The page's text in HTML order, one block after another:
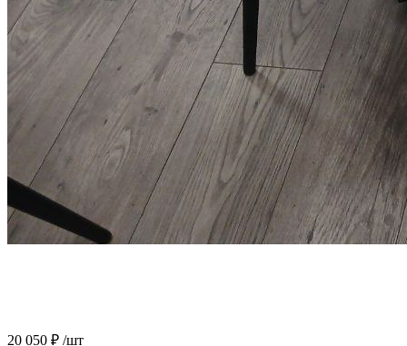
20 050 ₽ /шт